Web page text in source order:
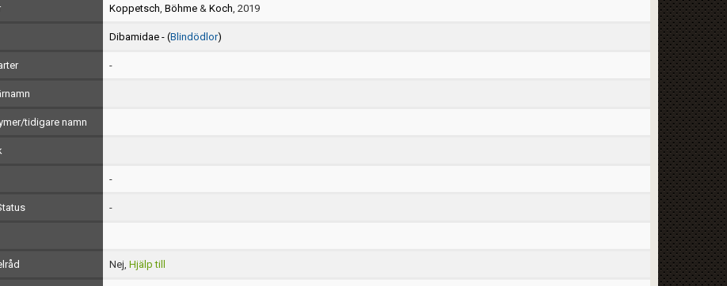
Koppetsch, Böhme& Koch, 2019
Dibamidae - (Blindödlor)
-
tidigare namn
-
-
Nej, Hjälp till